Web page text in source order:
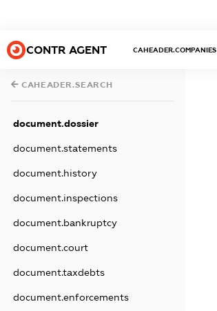
CONTR AGENT CAHEADER.COMPANIES
CAHEADER.SEARCH
document.dossier
document.statements
document.history
document.inspections
document.bankruptcy
document.court
document.taxdebts
document.enforcements